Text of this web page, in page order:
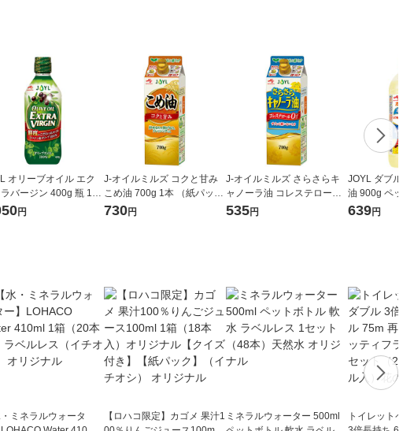
オリーブオイル エク
バージン 400g 瓶 1本
ーブオイル 100％ ) J-
円
J-オイルミルズ コクと甘み
こめ油 700g 1本 （紙パッ
ク）米油 JOYL
730円
J-オイルミルズ さらさらキ
ャノーラ油 コレステロール
ゼロ 700g 1本 （紙パック）
535円
JOYL ダブル
油 900g ペッ
1/2 コレステロ
639円
・ミネラルウォータ
【ロハコ限定】カゴメ 果汁1 ミネラルウォーター 500ml
トイレットペ